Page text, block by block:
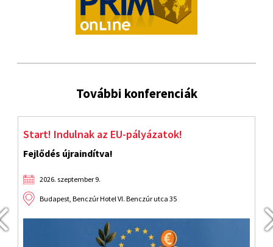
További konferenciák
Start! Indulnak az EU-pályázatok!
Fejlődés újraindítva!
2026. szeptember 9.
Budapest, Benczúr Hotel VI. Benczúr utca 35